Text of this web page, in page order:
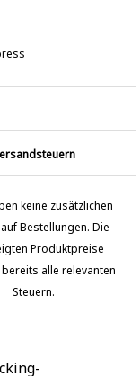
keine zusätzlichen
Bestellungen. Die
Produktpreise
alle relevanten
Steuern.